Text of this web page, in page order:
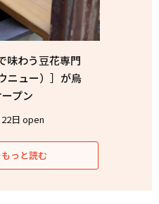
味わう豆花専門
ニュー）］が烏
プン
日 open
っと読む